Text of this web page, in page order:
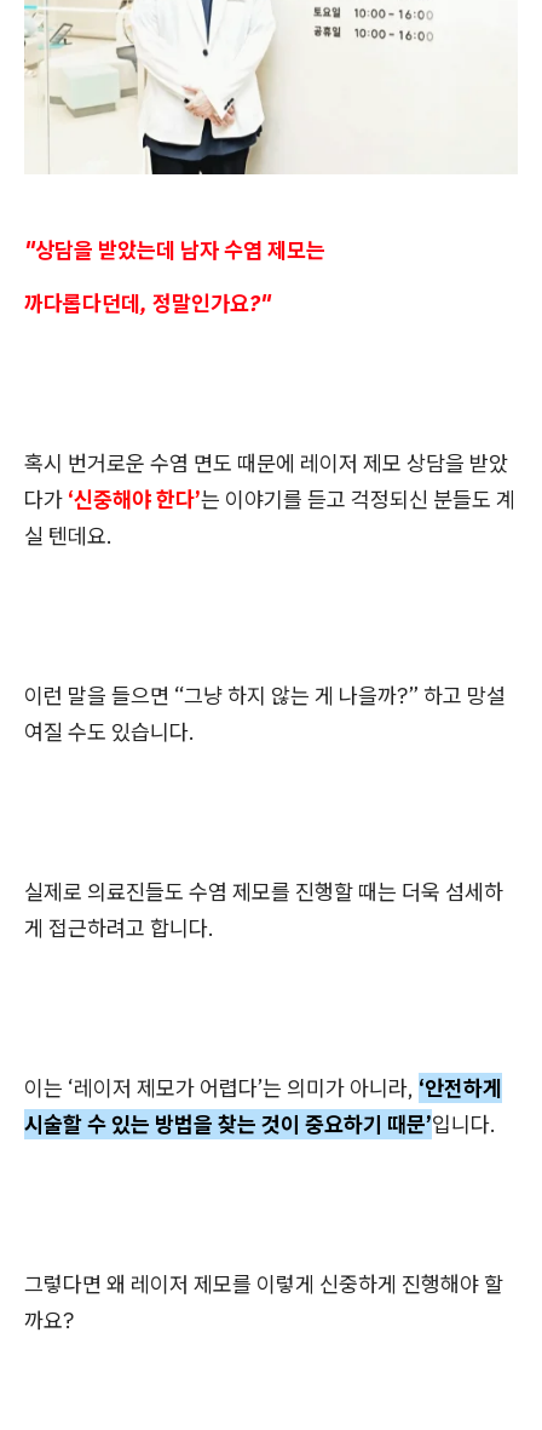
"상담을 받았는데 남자 수염 제모는
까다롭다던데, 정말인가요?"
혹시 번거로운 수염 면도 때문에 레이저 제모 상담을 받았
다가 ‘신중해야 한다’는 이야기를 듣고 걱정되신 분들도 계
실 텐데요.
이런 말을 들으면 “그냥 하지 않는 게 나을까?” 하고 망설
여질 수도 있습니다.
실제로 의료진들도 수염 제모를 진행할 때는 더욱 섬세하
게 접근하려고 합니다.
이는 ‘레이저 제모가 어렵다’는 의미가 아니라, ‘안전하게
시술할 수 있는 방법을 찾는 것이 중요하기 때문’입니다.
그렇다면 왜 레이저 제모를 이렇게 신중하게 진행해야 할
까요?